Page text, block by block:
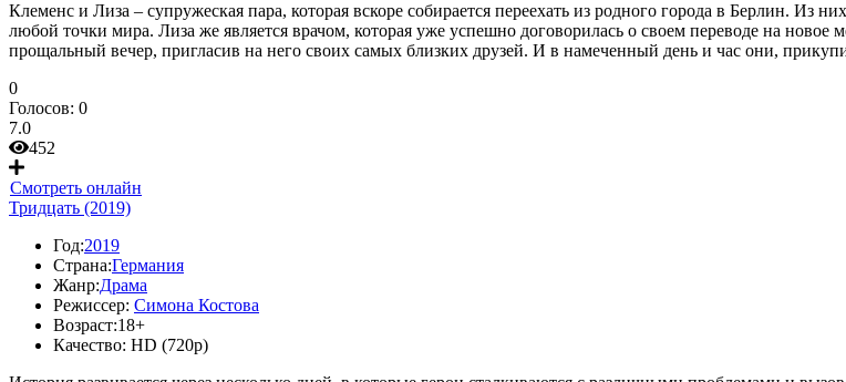
Клеменс и Лиза – супружеская пара, которая вскоре собирается переехать из родного города в Берлин. Из
любой точки мира. Лиза же является врачом, которая уже успешно договорилась о своем переводе на
прощальный вечер, пригласив на него своих самых близких друзей. И в намеченный день и час они,
0
Голосов: 0
7.0
452
Смотреть онлайн
Тридцать (2019)
Год:2019
Страна:Германия
Жанр:Драма
Режиссер: Симона Костова
Возраст:18+
Качество: HD (720p)